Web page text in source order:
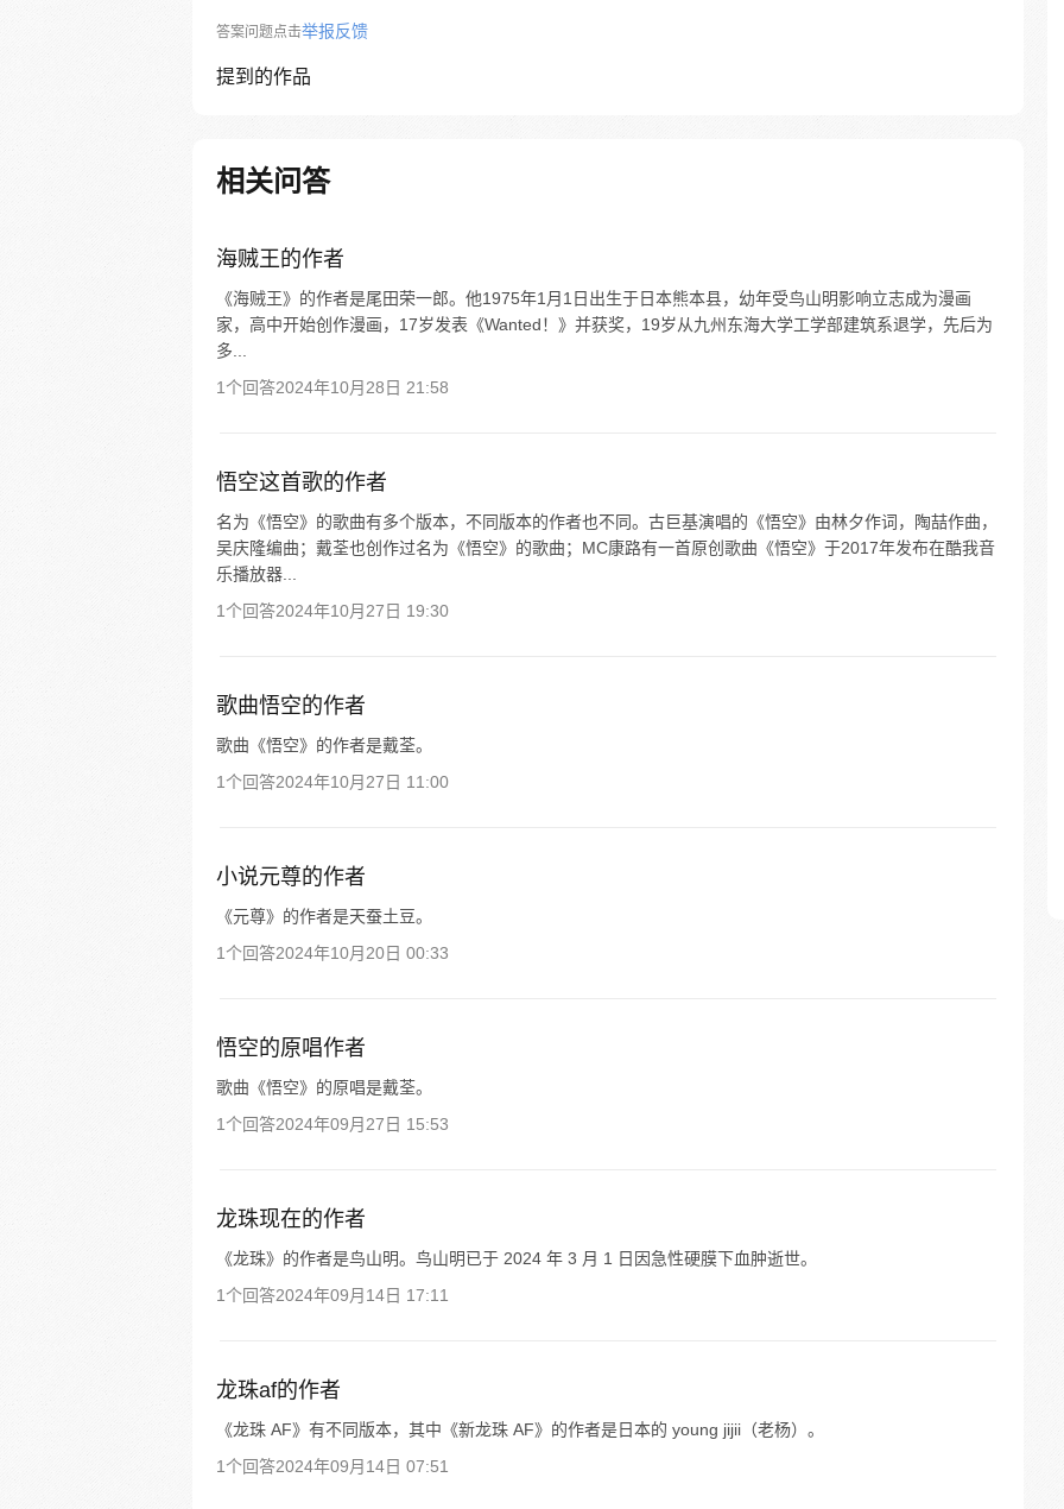
答案问题点击举报反馈
提到的作品
相关问答
海贼王的作者
《海贼王》的作者是尾田荣一郎。他1975年1月1日出生于日本熊本县，幼年受鸟山明影响立志成为漫画
家，高中开始创作漫画，17岁发表《Wanted！》并获奖，19岁从九州东海大学工学部建筑系退学，先后为
多...
1个回答2024年10月28日 21:58
悟空这首歌的作者
名为《悟空》的歌曲有多个版本，不同版本的作者也不同。古巨基演唱的《悟空》由林夕作词，陶喆作曲，
吴庆隆编曲；戴荃也创作过名为《悟空》的歌曲；MC康路有一首原创歌曲《悟空》于2017年发布在酷我音
乐播放器...
1个回答2024年10月27日 19:30
歌曲悟空的作者
歌曲《悟空》的作者是戴荃。
1个回答2024年10月27日 11:00
小说元尊的作者
《元尊》的作者是天蚕土豆。
1个回答2024年10月20日 00:33
悟空的原唱作者
歌曲《悟空》的原唱是戴荃。
1个回答2024年09月27日 15:53
龙珠现在的作者
《龙珠》的作者是鸟山明。鸟山明已于 2024 年 3 月 1 日因急性硬膜下血肿逝世。
1个回答2024年09月14日 17:11
龙珠af的作者
《龙珠 AF》有不同版本，其中《新龙珠 AF》的作者是日本的 young jijii（老杨）。
1个回答2024年09月14日 07:51